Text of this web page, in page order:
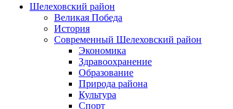
Шелеховский район
Великая Победа
История
Современный Шелеховский район
Экономика
Здравоохранение
Образование
Природа района
Культура
Спорт